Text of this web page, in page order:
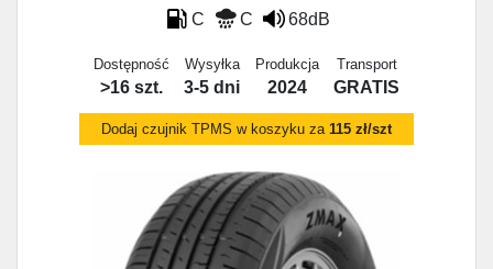
C C 68dB
Dostępność
>16 szt.
Wysyłka
3-5 dni
Produkcja
2024
Transport
GRATIS
Dodaj czujnik TPMS w koszyku za 115 zł/szt